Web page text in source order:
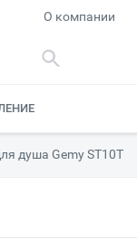
О компании
душа Gemy ST10T